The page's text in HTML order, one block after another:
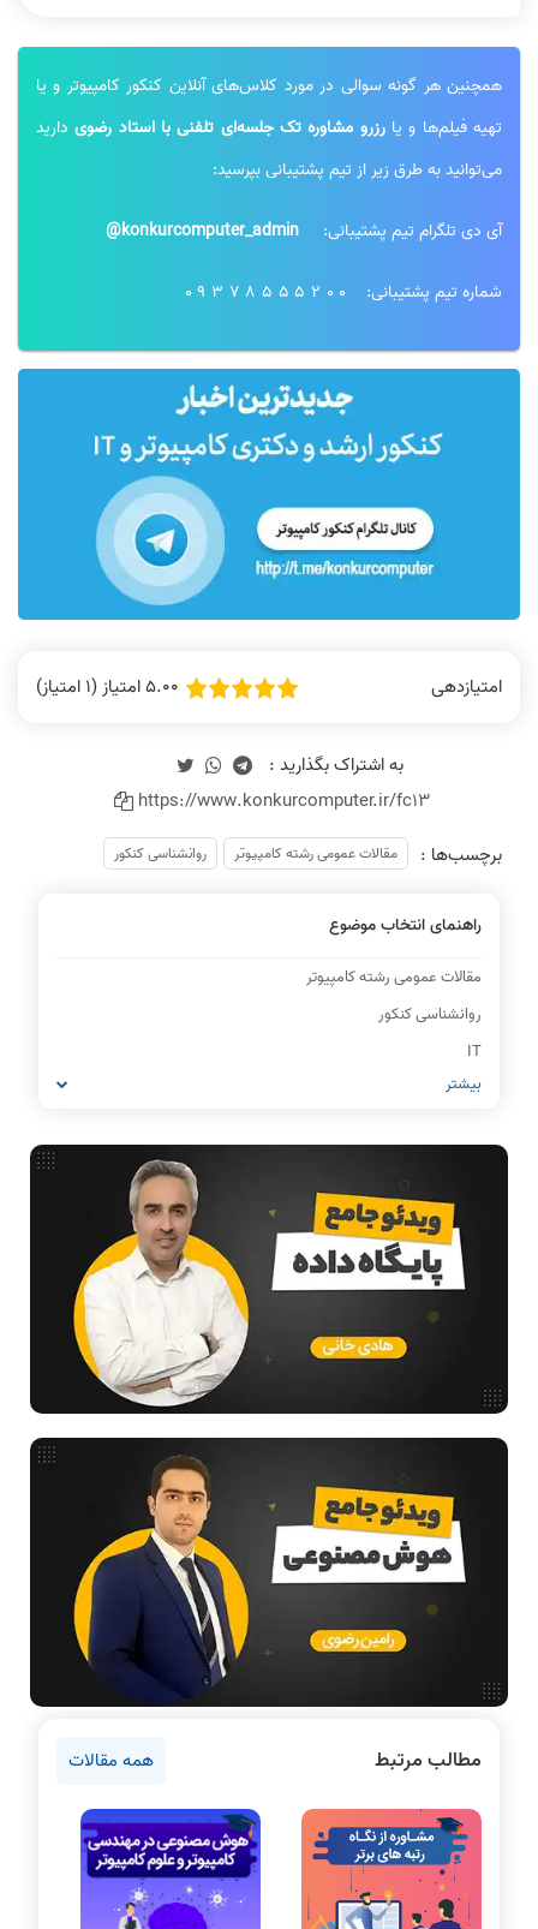
همچنین هر گونه سوالی در مورد کلاس‌های آنلاین کنکور کامپیوتر و یا
تهیه فیلم‌ها و یارزرو مشاوره تک جلسه‌ای تلفنی با استاد رضویدارید
می‌توانید به طرق زیر از تیم پشتیبانی بپرسید:
آی دی تلگرام تیم پشتیبانی: konkurcomputer_admin@
شماره تیم پشتیبانی: 09378555200
امتیازدهی 5.00 امتیاز (1 امتیاز)
https://www.konkurcomputer.ir/fc13
برچسب‌ها :
مقالات عمومی رشته کامپیوتر روانشناسی کنکور
راهنمای انتخاب موضوع
مقالات عمومی رشته کامپیوتر
روانشناسی کنکور
IT
شبکه های کامپیوتری
ریاضیات گسسته
مدار منطقی
ساختمان داده
طراحی الگوریتم
هوش مصنوعی
فناوری
ادامه تحصیل در رشته کامپیوتر
آمادگی برای کنکور
دانشگاه ها
اخبار آزمون ها
دروس مهندسی کامپیوتر
پایتون
سی شارپ
علم داده
بیشتر
مطالب مرتبط همه مقالات